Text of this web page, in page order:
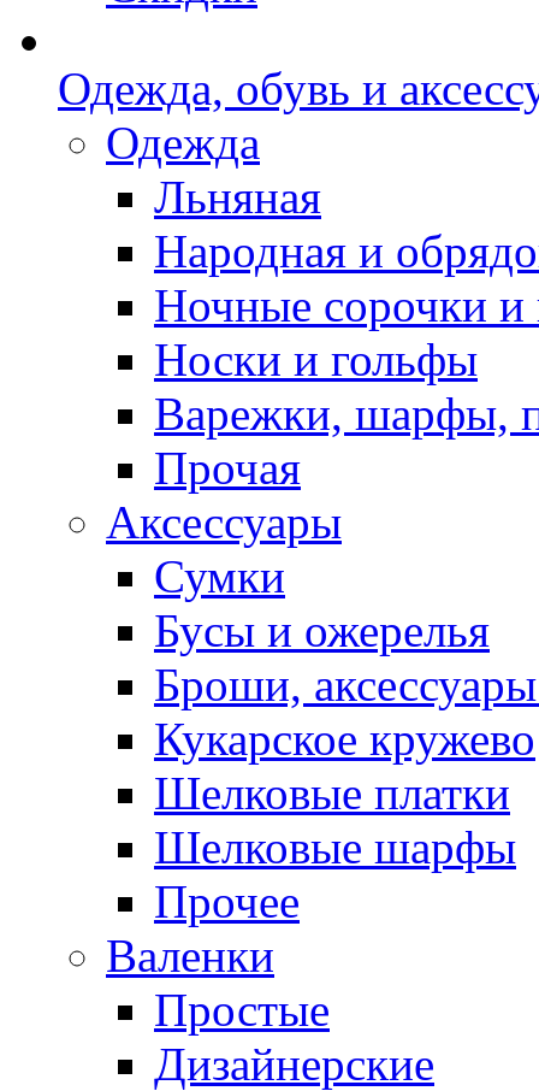
Одежда, обувь и
Одежда
Льняная
Народная и
Ночные сорочки
Носки и гольфы
Варежки, шарфы,
Прочая
Аксессуары
Сумки
Бусы и ожерелья
Броши,
Кукарское кружево
Шелковые платки
Шелковые шарфы
Прочее
Валенки
Простые
Дизайнерские